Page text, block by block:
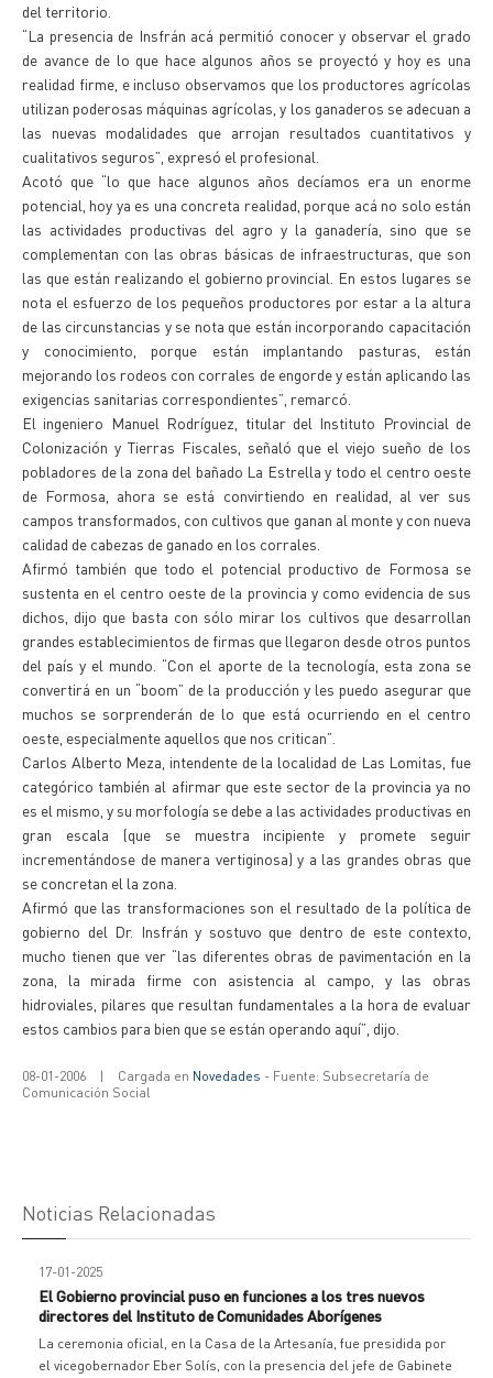
del territorio.
“La presencia de Insfrán acá permitió conocer y observar el grado
de avance de lo que hace algunos años se proyectó y hoy es una
realidad firme, e incluso observamos que los productores agrícolas
utilizan poderosas máquinas agrícolas, y los ganaderos se adecuan a
las nuevas modalidades que arrojan resultados cuantitativos y
cualitativos seguros”, expresó el profesional.
Acotó que “lo que hace algunos años decíamos era un enorme
potencial, hoy ya es una concreta realidad, porque acá no solo están
las actividades productivas del agro y la ganadería, sino que se
complementan con las obras básicas de infraestructuras, que son
las que están realizando el gobierno provincial. En estos lugares se
nota el esfuerzo de los pequeños productores por estar a la altura
de las circunstancias y se nota que están incorporando capacitación
y conocimiento, porque están implantando pasturas, están
mejorando los rodeos con corrales de engorde y están aplicando las
exigencias sanitarias correspondientes”, remarcó.
El ingeniero Manuel Rodríguez, titular del Instituto Provincial de
Colonización y Tierras Fiscales, señaló que el viejo sueño de los
pobladores de la zona del bañado La Estrella y todo el centro oeste
de Formosa, ahora se está convirtiendo en realidad, al ver sus
campos transformados, con cultivos que ganan al monte y con nueva
calidad de cabezas de ganado en los corrales.
Afirmó también que todo el potencial productivo de Formosa se
sustenta en el centro oeste de la provincia y como evidencia de sus
dichos, dijo que basta con sólo mirar los cultivos que desarrollan
grandes establecimientos de firmas que llegaron desde otros puntos
del país y el mundo. “Con el aporte de la tecnología, esta zona se
convertirá en un “boom” de la producción y les puedo asegurar que
muchos se sorprenderán de lo que está ocurriendo en el centro
oeste, especialmente aquellos que nos critican”.
Carlos Alberto Meza, intendente de la localidad de Las Lomitas, fue
categórico también al afirmar que este sector de la provincia ya no
es el mismo, y su morfología se debe a las actividades productivas en
gran escala (que se muestra incipiente y promete seguir
incrementándose de manera vertiginosa) y a las grandes obras que
se concretan el la zona.
Afirmó que las transformaciones son el resultado de la política de
gobierno del Dr. Insfrán y sostuvo que dentro de este contexto,
mucho tienen que ver “las diferentes obras de pavimentación en la
zona, la mirada firme con asistencia al campo, y las obras
hidroviales, pilares que resultan fundamentales a la hora de evaluar
estos cambios para bien que se están operando aquí”, dijo.
08-01-2006 | Cargada en Novedades - Fuente: Subsecretaría de
Comunicación Social
Noticias Relacionadas
17-01-2025
El Gobierno provincial puso en funciones a los tres nuevos
directores del Instituto de Comunidades Aborígenes
La ceremonia oficial, en la Casa de la Artesanía, fue presidida por
el vicegobernador Eber Solís, con la presencia del jefe de Gabinete